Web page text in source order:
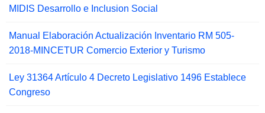
MIDIS Desarrollo e Inclusion Social
Manual Elaboración Actualización Inventario RM 505-
2018-MINCETUR Comercio Exterior y Turismo
Ley 31364 Artículo 4 Decreto Legislativo 1496 Establece
Congreso